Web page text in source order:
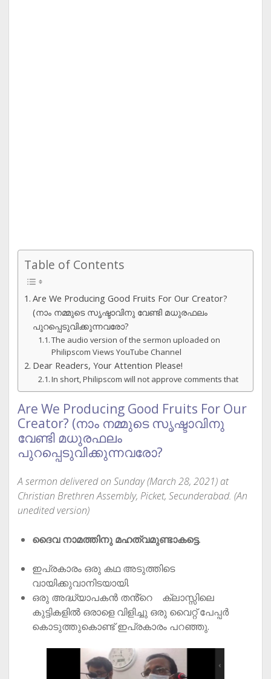
Table of Contents
Are We Producing Good Fruits For Our Creator?
(നാം നമ്മുടെ സൃഷ്ടാവിനു വേണ്ടി മധുരഫലം
പുറപ്പെടുവിക്കുന്നവരോ?
The audio version of the sermon uploaded on
Philipscom Views YouTube Channel
Dear Readers, Your Attention Please!
In short, Philipscom will not approve comments that
Are We Producing Good Fruits For Our
Creator? (നാം നമ്മുടെ സൃഷ്ടാവിനു
വേണ്ടി മധുരഫലം
പുറപ്പെടുവിക്കുന്നവരോ?
A sermon delivered on Sunday (March 28, 2021) at
Christian Brethren Assembly, Picket, Secunderabad. (An
unedited version)
ദൈവ നാമത്തിനു മഹത്വമുണ്ടാകട്ടെ.
ഇപ്രകാരം ഒരു കഥ അടുത്തിടെ
വായിക്കുവാനിടയായി.
ഒരു അദ്ധ്യാപകൻ തൻ്റെ ക്ലാസ്സിലെ
കുട്ടികളിൽ ഒരാളെ വിളിച്ചു ഒരു വൈറ്റ് പേപ്പർ
കൊടുത്തുകൊണ്ട് ഇപ്രകാരം പറഞ്ഞു.